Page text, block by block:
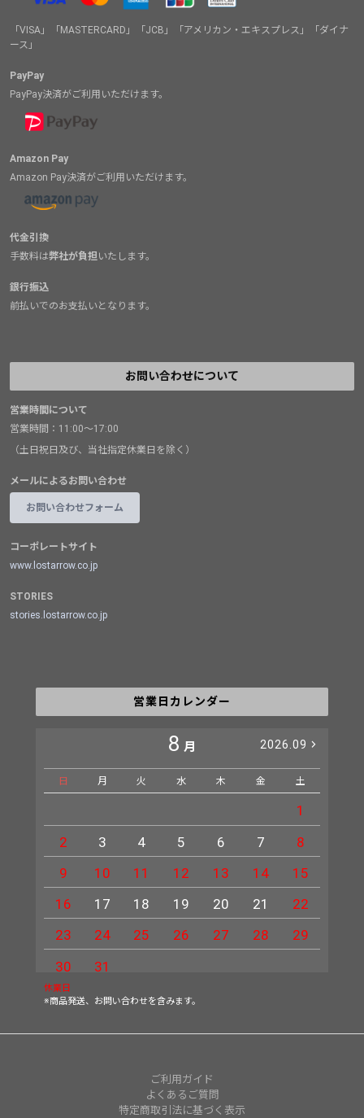
「VISA」「MASTERCARD」「JCB」「アメリカン・エキスプレス」「ダイナ
ース」
PayPay
PayPay決済がご利用いただけます。
Amazon Pay
Amazon Pay決済がご利用いただけます。
代金引換
手数料は弊社が負担いたします。
銀行振込
前払いでのお支払いとなります。
お問い合わせについて
営業時間について
営業時間：11:00～17:00
（土日祝日及び、当社指定休業日を除く）
メールによるお問い合わせ
お問い合わせフォーム
コーポレートサイト
www.lostarrow.co.jp
STORIES
stories.lostarrow.co.jp
営業日カレンダー
8 月 2026.09
日 月 火 水 木 金 土
1
2
3 4 5 6 7
8
9
10 11 12 13 14
15
16
17 18 19 20 21
22
23
24 25 26 27 28
29
30
31
休業日
※商品発送、お問い合わせを含みます。
ご利用ガイド
よくあるご質問
特定商取引法に基づく表示